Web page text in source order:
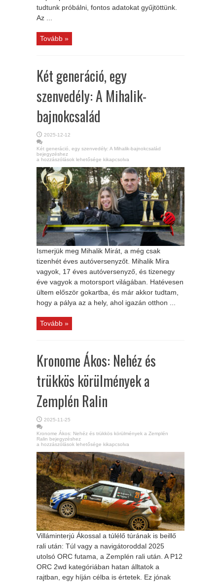
tudtunk próbálni, fontos adatokat gyűjtöttünk.
Az ...
Tovább »
Két generáció, egy
szenvedély: A Mihalik-
bajnokcsalád
2025-12-12
Két generáció, egy szenvedély: A Mihalik-bajnokcsalád
bejegyzéshez
a hozzászólások lehetősége kikapcsolva
Ismerjük meg Mihalik Mirát, a még csak
tizenhét éves autóversenyzőt. Mihalik Mira
vagyok, 17 éves autóversenyző, és tizenegy
éve vagyok a motorsport világában. Hatévesen
ültem először gokartba, és már akkor tudtam,
hogy a pálya az a hely, ahol igazán otthon ...
Tovább »
Kronome Ákos: Nehéz és
trükkös körülmények a
Zemplén Ralin
2025-11-25
Kronome Ákos: Nehéz és trükkös körülmények a Zemplén
Ralin bejegyzéshez
a hozzászólások lehetősége kikapcsolva
Villáminterjú Ákossal a túlélő túrának is beillő
rali után: Túl vagy a navigátoroddal 2025
utolsó ORC futama, a Zemplén rali után. A P12
ORC 2wd kategóriában hatan álltatok a
rajtban, egy híján célba is értetek. Ez jónak